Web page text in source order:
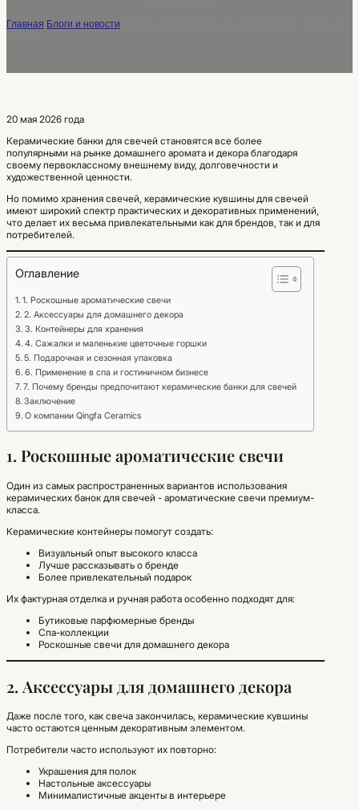
Главная Блоги и новости
20 мая 2026 года
Керамические банки для свечей становятся все более
популярными на рынке домашнего аромата и декора благодаря
своему первоклассному внешнему виду, долговечности и
художественной ценности.
Но помимо хранения свечей, керамические кувшины для свечей
имеют широкий спектр практических и декоративных применений,
что делает их весьма привлекательными как для брендов, так и для
потребителей.
Оглавление
1. Роскошные ароматические свечи
2. Аксессуары для домашнего декора
3. Контейнеры для хранения
4. Сажалки и маленькие цветочные горшки
5. Подарочная и сезонная упаковка
6. Применение в спа и гостиничном бизнесе
7. Почему бренды предпочитают керамические банки для свечей
Заключение
О компании Qingfa Ceramics
1. Роскошные ароматические свечи
Один из самых распространенных вариантов использования
керамических банок для свечей - ароматические свечи премиум-
класса.
Керамические контейнеры помогут создать:
Визуальный опыт высокого класса
Лучше рассказывать о бренде
Более привлекательный подарок
Их фактурная отделка и ручная работа особенно подходят для:
Бутиковые парфюмерные бренды
Спа-коллекции
Роскошные свечи для домашнего декора
2. Аксессуары для домашнего декора
Даже после того, как свеча закончилась, керамические кувшины
часто остаются ценным декоративным элементом.
Потребители часто используют их повторно:
Украшения для полок
Настольные аксессуары
Минималистичные акценты в интерьере